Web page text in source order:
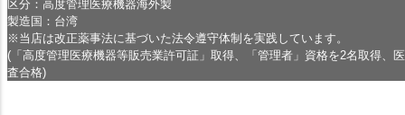
区分：高度管理医療機器海外製
製造国：台湾
※当店は改正薬事法に基づいた法令遵守体制を実践しています。
(「高度管理医療機器等販売業許可証」取得、「管理者」資格を2名取得、
査合格)